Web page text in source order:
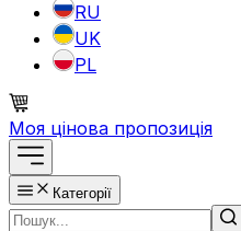
RU
UK
PL
Моя цінова пропозиція
Категорії